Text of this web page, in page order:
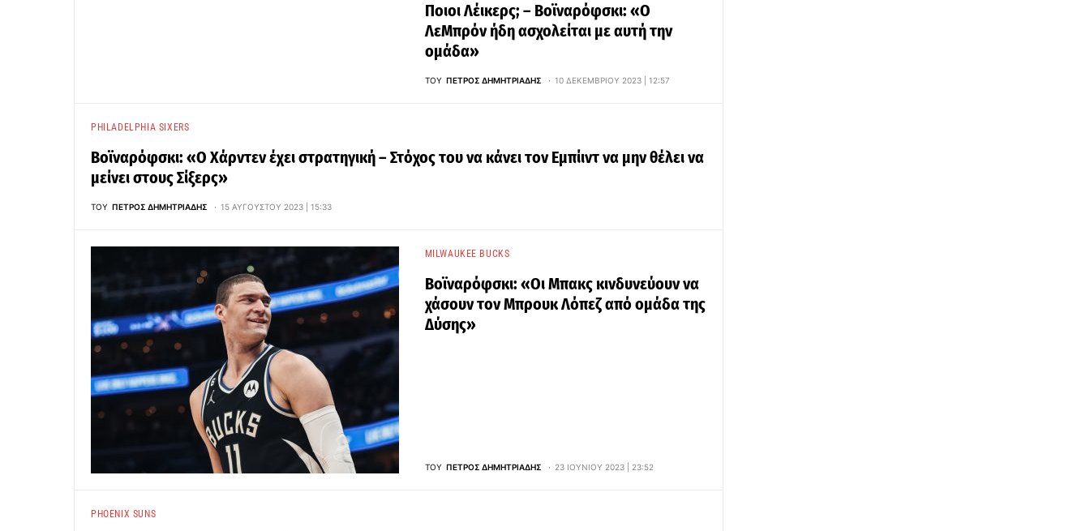
Ποιοι Λέικερς; – Βοϊναρόφσκι: «Ο
ΛεΜπρόν ήδη ασχολείται με αυτή την
ομάδα»
ΤΟΥ ΠΈΤΡΟΣ ΔΗΜΗΤΡΙΆΔΗΣ 10 ΔΕΚΕΜΒΡΊΟΥ 2023 | 12:57
PHILADELPHIA SIXERS
Βοϊναρόφσκι: «Ο Χάρντεν έχει στρατηγική – Στόχος του να κάνει τον Εμπίιντ να μην θέλει να
μείνει στους Σίξερς»
ΤΟΥ ΠΈΤΡΟΣ ΔΗΜΗΤΡΙΆΔΗΣ 15 ΑΥΓΟΎΣΤΟΥ 2023 | 15:33
MILWAUKEE BUCKS
Βοϊναρόφσκι: «Οι Μπακς κινδυνεύουν να
χάσουν τον Μπρουκ Λόπεζ από ομάδα της
Δύσης»
ΤΟΥ ΠΈΤΡΟΣ ΔΗΜΗΤΡΙΆΔΗΣ 23 ΙΟΥΝΊΟΥ 2023 | 23:52
PHOENIX SUNS